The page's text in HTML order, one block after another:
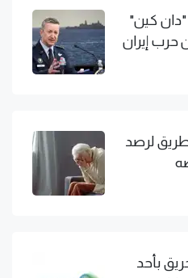
"دان كين"
حرب إيران
لرصد
بأحد